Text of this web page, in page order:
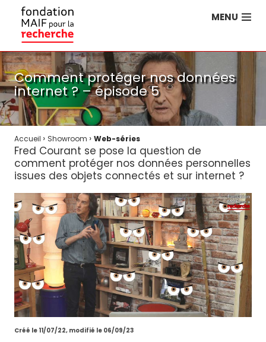
MENU
Comment protéger nos données
internet ? – épisode 5
Accueil › Showroom › Web-séries
Fred Courant se pose la question de
comment protéger nos données personnelles
issues des objets connectés et sur internet ?
Créé le 11/07/22, modifié le 06/09/23